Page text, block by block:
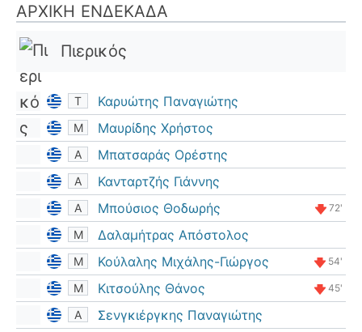
ΑΡΧΙΚΉ ΕΝΔΕΚΆΔΑ
Πιερικός
Τ Καρυώτης Παναγιώτης
Μ Μαυρίδης Χρήστος
Α Μπατσαράς Ορέστης
Α Κανταρτζής Γιάννης
Α Μπούσιος Θoδωρής 72'
Μ Δαλαμήτρας Απόστολος
Μ Κούλαλης Μιχάλης-Γιώργος 54'
Μ Κιτσούλης Θάνος 45'
Α Σενγκιέργκης Παναγιώτης